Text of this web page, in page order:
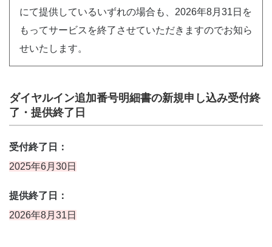
にて提供しているいずれの場合も、2026年8月31日を
もってサービスを終了させていただきますのでお知ら
せいたします。
ダイヤルイン追加番号明細書の新規申し込み受付終
了・提供終了日
受付終了日：
2025年6月30日
提供終了日：
2026年8月31日